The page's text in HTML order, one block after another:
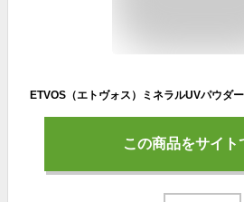
この商品をサイト